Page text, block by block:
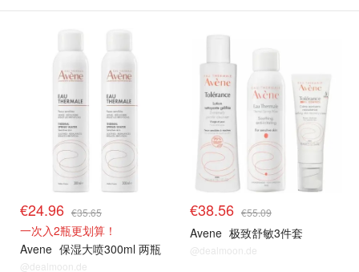
€24.96 €35.65
一次入2瓶更划算！
Avene 保湿大喷300ml 两瓶
@dealmoon.de
€38.56 €55.09
Avene 极致舒敏3件套
@dealmoon.de